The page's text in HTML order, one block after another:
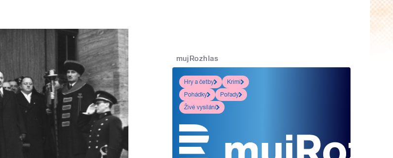
mujRozhlas
Hry a četby
Krimi
Pohádky
Pořady
Živé vysílání